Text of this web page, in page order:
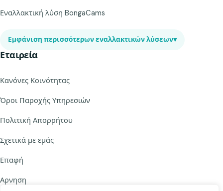
Εναλλακτική λύση BongaCams
Εμφάνιση περισσότερων εναλλακτικών λύσεων▾
Εταιρεία
Κανόνες Κοινότητας
Όροι Παροχής Υπηρεσιών
Πολιτική Απορρήτου
Σχετικά με εμάς
Επαφή
Αρνηση